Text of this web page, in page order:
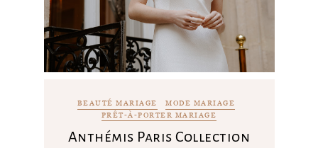
BEAUTÉ MARIAGE
MODE MARIAGE
PRÊT-À-PORTER MARIAGE
Anthémis Paris Collection